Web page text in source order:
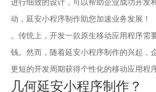
进行细致的设计，可以帮助企业成功开发
动，延安小程序制作助您加速业务发展！
。传统上，开发一款原生移动应用程序需
钱。然而，随着延安小程序制作的兴起，
更短的开发周期获得个性化的移动应用程序
几何延安小程序制作？